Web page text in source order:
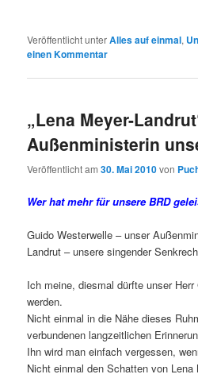
Veröffentlicht unterAlles auf einmal,
einen Kommentar
„Lena Meyer-
Außenministerin
Veröffentlicht am30. Mai 2010von
Wer hat mehr für unsere BRD
Guido Westerwelle – unser
Landrut – unsere singender
Ich meine, diesmal dürfte unser
werden.
Nicht einmal in die Nähe dieses
verbundenen langzeitlichen
Ihn wird man einfach vergessen,
Nicht einmal den Schatten von Lena